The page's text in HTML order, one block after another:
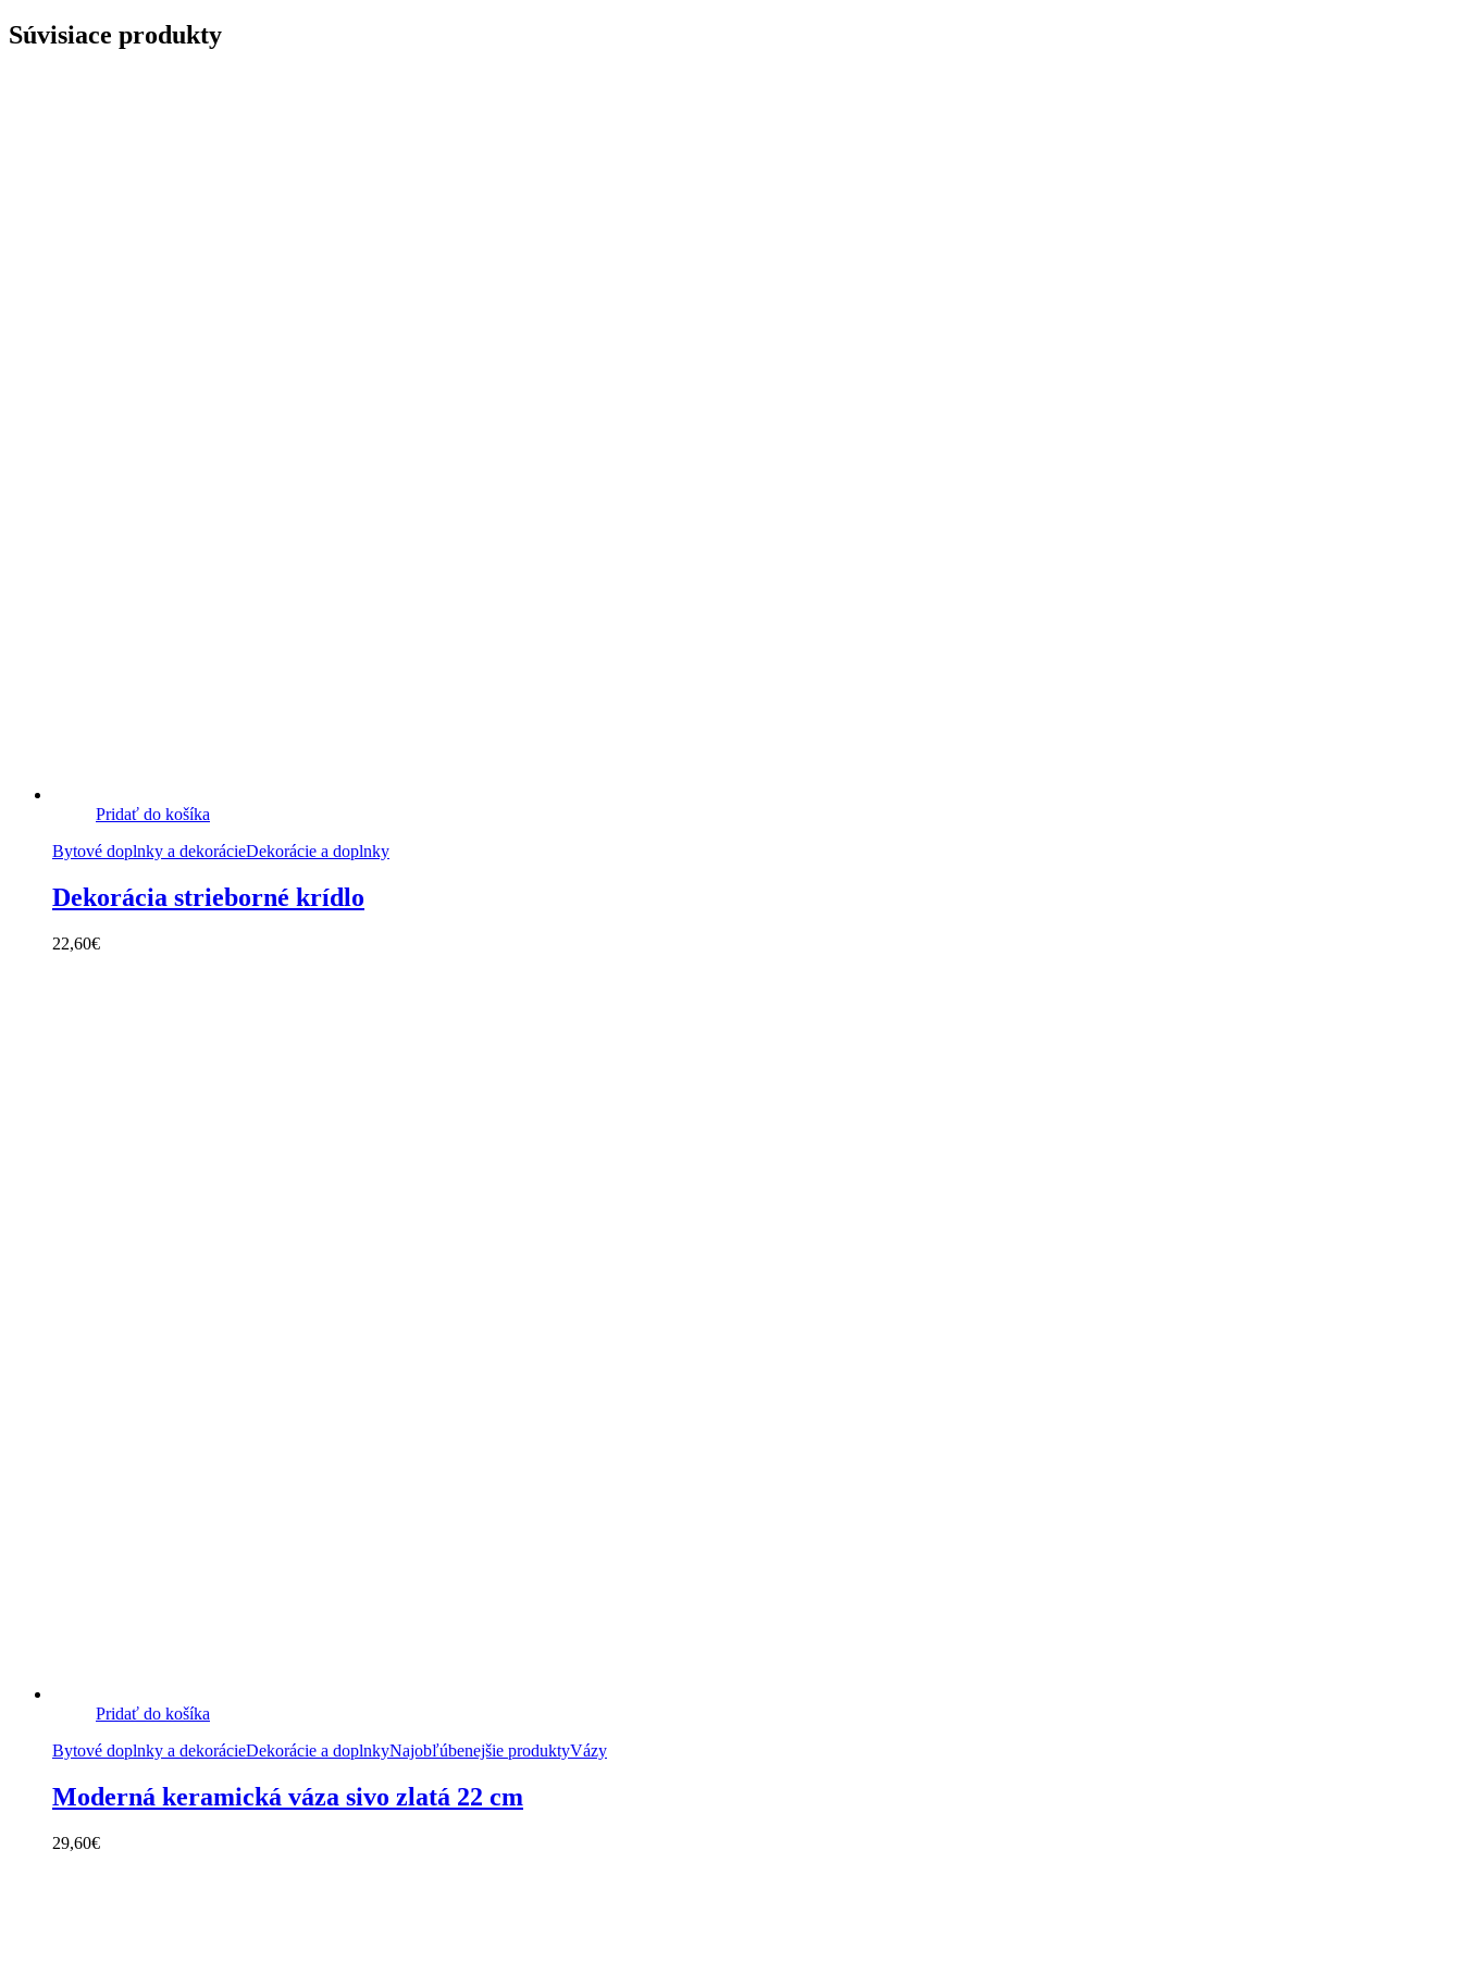
Súvisiace produkty
Pridať do košíka
Bytové doplnky a dekorácieDekorácie a doplnky
Dekorácia strieborné krídlo
22,60€
Pridať do košíka
Bytové doplnky a dekorácieDekorácie a doplnkyNajobľúbenejšie produktyVázy
Moderná keramická váza sivo zlatá 22 cm
29,60€